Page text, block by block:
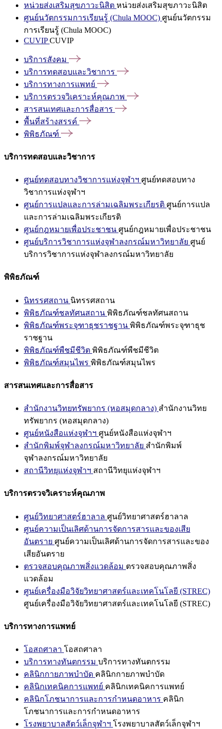
หน่วยส่งเสริมสุขภาวะนิสิต หน่วยส่งเสริมสุขภาวะนิสิต
ศูนย์นวัตกรรมการเรียนรู้ (Chula MOOC) ศูนย์นวัตกรรม
การเรียนรู้ (Chula MOOC)
CUVIPCUVIP
บริการสังคม
บริการทดสอบและวิชาการ
บริการทางการแพทย์
บริการตรวจวิเคราะห์คุณภาพ
สารสนเทศและการสื่อสาร
พื้นที่สร้างสรรค์
พิพิธภัณฑ์
บริการทดสอบและวิชาการ
ศูนย์ทดสอบทางวิชาการแห่งจุฬาฯ ศูนย์ทดสอบทาง
วิชาการแห่งจุฬาฯ
ศูนย์การแปลและการล่ามเฉลิมพระเกียรติ ศูนย์การแปล
และการล่ามเฉลิมพระเกียรติ
ศูนย์กฎหมายเพื่อประชาชน ศูนย์กฎหมายเพื่อประชาชน
ศูนย์บริการวิชาการแห่งจุฬาลงกรณ์มหาวิทยาลัย ศูนย์
บริการวิชาการแห่งจุฬาลงกรณ์มหาวิทยาลัย
พิพิธภัณฑ์
นิทรรศสถาน นิทรรศสถาน
พิพิธภัณฑ์ชลทัศนสถาน พิพิธภัณฑ์ชลทัศนสถาน
พิพิธภัณฑ์พระจุฑาธุชราชฐาน พิพิธภัณฑ์พระจุฑาธุช
ราชฐาน
พิพิธภัณฑ์พืชมีชีวิต พิพิธภัณฑ์พืชมีชีวิต
พิพิธภัณฑ์สมุนไพร พิพิธภัณฑ์สมุนไพร
สารสนเทศและการสื่อสาร
สำนักงานวิทยทรัพยากร (หอสมุดกลาง) สำนักงานวิทย
ทรัพยากร (หอสมุดกลาง)
ศูนย์หนังสือแห่งจุฬาฯ ศูนย์หนังสือแห่งจุฬาฯ
สำนักพิมพ์จุฬาลงกรณ์มหาวิทยาลัย สำนักพิมพ์
จุฬาลงกรณ์มหาวิทยาลัย
สถานีวิทยุแห่งจุฬาฯ สถานีวิทยุแห่งจุฬาฯ
บริการตรวจวิเคราะห์คุณภาพ
ศูนย์วิทยาศาสตร์ฮาลาล ศูนย์วิทยาศาสตร์ฮาลาล
ศูนย์ความเป็นเลิศด้านการจัดการสารและของเสีย
อันตราย ศูนย์ความเป็นเลิศด้านการจัดการสารและของ
เสียอันตราย
ตรวจสอบคุณภาพสิ่งแวดล้อม ตรวจสอบคุณภาพสิ่ง
แวดล้อม
ศูนย์เครื่องมือวิจัยวิทยาศาสตร์และเทคโนโลยี (STREC)
ศูนย์เครื่องมือวิจัยวิทยาศาสตร์และเทคโนโลยี (STREC)
บริการทางการแพทย์
โอสถศาลา โอสถศาลา
บริการทางทันตกรรม บริการทางทันตกรรม
คลินิกกายภาพบำบัด คลินิกกายภาพบำบัด
คลินิกเทคนิคการแพทย์ คลินิกเทคนิคการแพทย์
คลินิกโภชนาการและการกำหนดอาหาร คลินิก
โภชนาการและการกำหนดอาหาร
โรงพยาบาลสัตว์เล็กจุฬาฯ โรงพยาบาลสัตว์เล็กจุฬาฯ